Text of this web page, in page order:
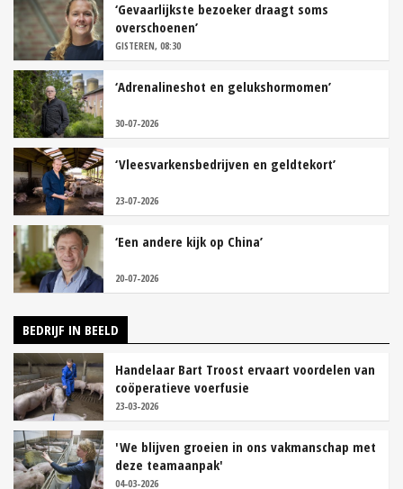
‘Gevaarlijkste bezoeker draagt soms
overschoenen’
GISTEREN, 08:30
‘Adrenalineshot en gelukshormomen’
30-07-2026
‘Vleesvarkensbedrijven en geldtekort’
23-07-2026
‘Een andere kijk op China’
20-07-2026
BEDRIJF IN BEELD
Handelaar Bart Troost ervaart voordelen van
coöperatieve voerfusie
23-03-2026
'We blijven groeien in ons vakmanschap met
deze teamaanpak'
04-03-2026